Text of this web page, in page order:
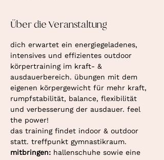
Über die Veranstaltung
dich erwartet ein energiegeladenes,
intensives und effizientes outdoor
körpertraining im kraft- &
ausdauerbereich. übungen mit dem
eigenen körpergewicht für mehr kraft,
rumpfstabilität, balance, flexibilität
und verbesserung der ausdauer. feel
the power!
das training findet indoor & outdoor
statt. treffpunkt gymnastikraum.
mitbringen: hallenschuhe sowie eine